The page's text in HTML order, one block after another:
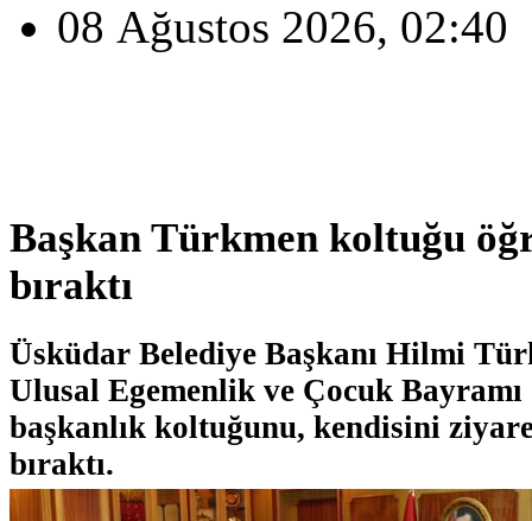
08 Ağustos 2026, 02:40
Başkan Türkmen koltuğu
bıraktı
Üsküdar Belediye Başkanı Hilmi
Ulusal Egemenlik ve Çocuk Bayramı
başkanlık koltuğunu, kendisini
bıraktı.